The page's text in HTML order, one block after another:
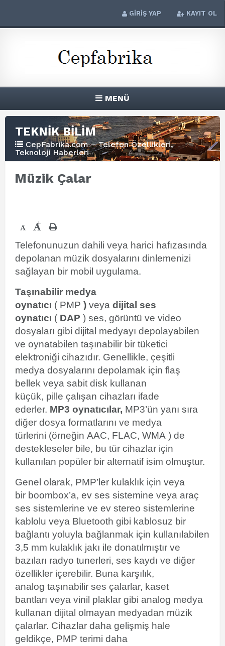
GİRİŞ YAP KAYIT OL
MENÜ
TEKNİK BİLİM
CepFabrika.com – Telefon Özellikleri,
Teknoloji Haberleri
Müzik Çalar
- +
Telefonunuzun dahili veya harici hafızasında
depolanan müzik dosyalarını dinlemenizi
sağlayan bir mobil uygulama.
Taşınabilir medya
oynatıcı ( PMP ) veya dijital ses
oynatıcı ( DAP ) ses, görüntü ve video
dosyaları gibi dijital medyayı depolayabilen
ve oynatabilen taşınabilir bir tüketici
elektroniği cihazıdır. Genellikle, çeşitli
medya dosyalarını depolamak için flaş
bellek veya sabit disk kullanan
küçük, pille çalışan cihazları ifade
ederler. MP3 oynatıcılar, MP3’ün yanı sıra
diğer dosya formatlarını ve medya
türlerini (örneğin AAC, FLAC, WMA ) de
destekleseler bile, bu tür cihazlar için
kullanılan popüler bir alternatif isim olmuştur.
Genel olarak, PMP’ler kulaklık için veya
bir boombox’a, ev ses sistemine veya araç
ses sistemlerine ve ev stereo sistemlerine
kablolu veya Bluetooth gibi kablosuz bir
bağlantı yoluyla bağlanmak için kullanılabilen
3,5 mm kulaklık jakı ile donatılmıştır ve
bazıları radyo tunerleri, ses kaydı ve diğer
özellikler içerebilir. Buna karşılık,
analog taşınabilir ses çalarlar, kaset
bantları veya vinil plaklar gibi analog medya
kullanan dijital olmayan medyadan müzik
çalarlar. Cihazlar daha gelişmiş hale
geldikçe, PMP terimi daha